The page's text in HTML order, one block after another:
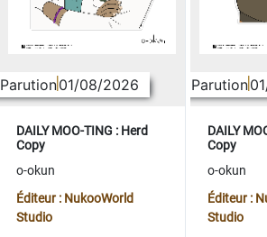
Parution01/08/2026
DAILY MOO-TING : Herd
Copy
o-okun
Éditeur : NukooWorld
Studio
Parution
DAILY
Copy
o-okun
Éditeur :
Studio